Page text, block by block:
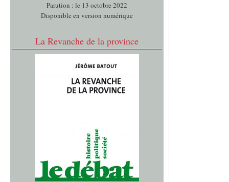
Parution : le 13 octobre 2022
Disponible en version numérique
La Revanche de la province